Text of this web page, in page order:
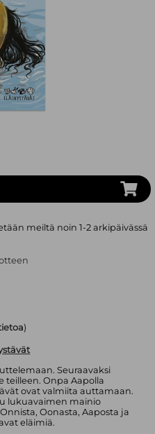
)
Seuraavaksi
teilleen. Onpa Aapolla
ovat valmiita auttamaan.
lukuavaimen mainio
Oonasta, Aaposta ja
eläimiä.
meiltä noin 1-2 arkipäivässä